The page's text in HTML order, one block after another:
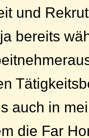
und
bereits
auch in
die Far